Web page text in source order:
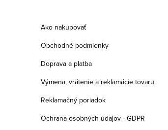
Ako nakupovať
Obchodné podmienky
Doprava a platba
Výmena, vrátenie a reklamácie tovaru
Reklamačný poriadok
Ochrana osobných údajov - GDPR